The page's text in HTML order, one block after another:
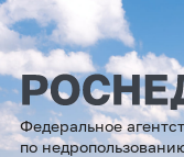
Федеральное
по